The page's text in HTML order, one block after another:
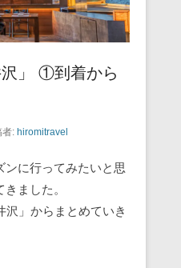
」 ①到着から
者: hiromitravel
ンに行ってみたいと思
ました。
沢」からまとめていき